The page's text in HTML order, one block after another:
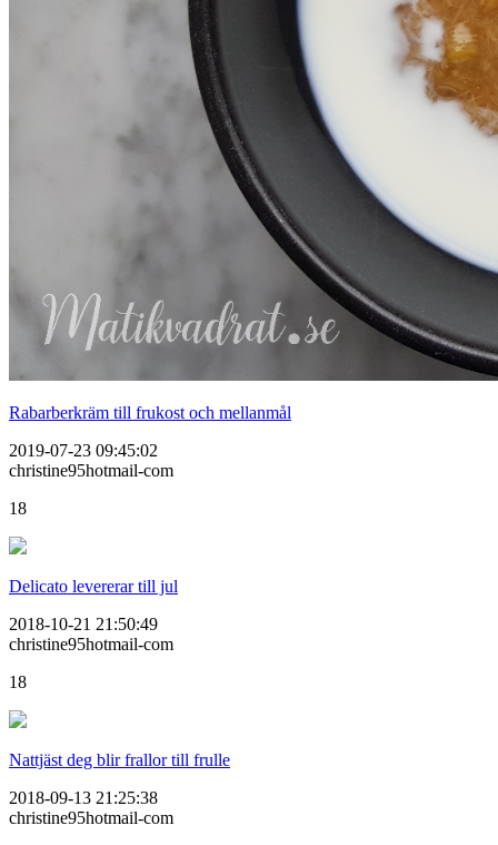
Rabarberkräm till frukost och mellanmål
2019-07-23 09:45:02
christine95hotmail-com
18
Delicato levererar till jul
2018-10-21 21:50:49
christine95hotmail-com
18
Nattjäst deg blir frallor till frulle
2018-09-13 21:25:38
christine95hotmail-com